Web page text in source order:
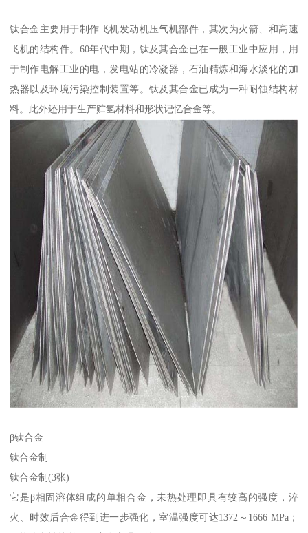
钛合金主要用于制作飞机发动机压气机部件，其次为火箭、和高速
飞机的结构件。60年代中期，钛及其合金已在一般工业中应用，用
于制作电解工业的电，发电站的冷凝器，石油精炼和海水淡化的加
热器以及环境污染控制装置等。钛及其合金已成为一种耐蚀结构材
料。此外还用于生产贮氢材料和形状记忆合金等。
β钛合金
钛合金制
钛合金制(3张)
它是β相固溶体组成的单相合金，未热处理即具有较高的强度，淬
火、时效后合金得到进一步强化，室温强度可达1372～1666 MPa；